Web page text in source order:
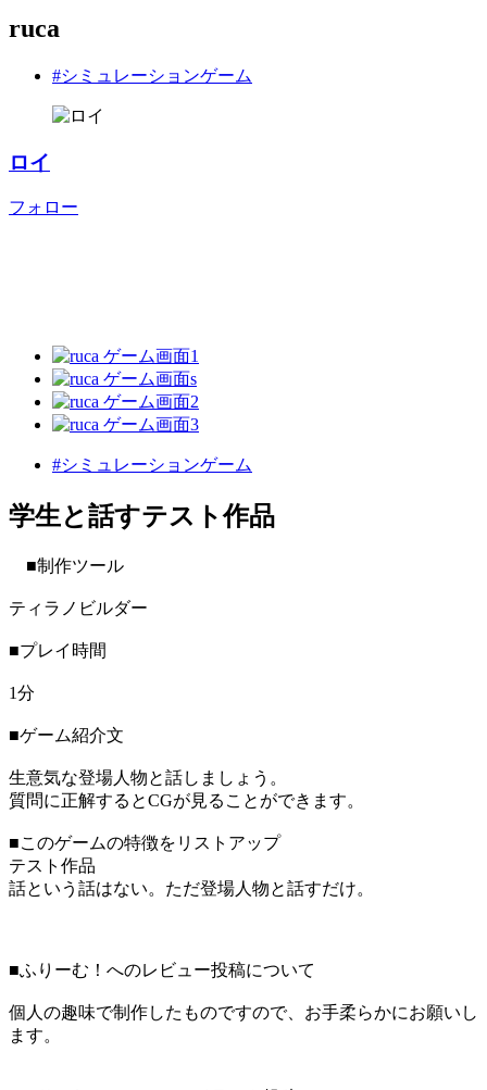
ruca
#シミュレーションゲーム
ロイ
フォロー
#シミュレーションゲーム
学生と話すテスト作品
■制作ツール
ティラノビルダー
■プレイ時間
1分
■ゲーム紹介文
生意気な登場人物と話しましょう。
質問に正解するとCGが見ることができます。
■このゲームの特徴をリストアップ
テスト作品
話という話はない。ただ登場人物と話すだけ。
■ふりーむ！へのレビュー投稿について
個人の趣味で制作したものですので、お手柔らかにお願いし
ます。